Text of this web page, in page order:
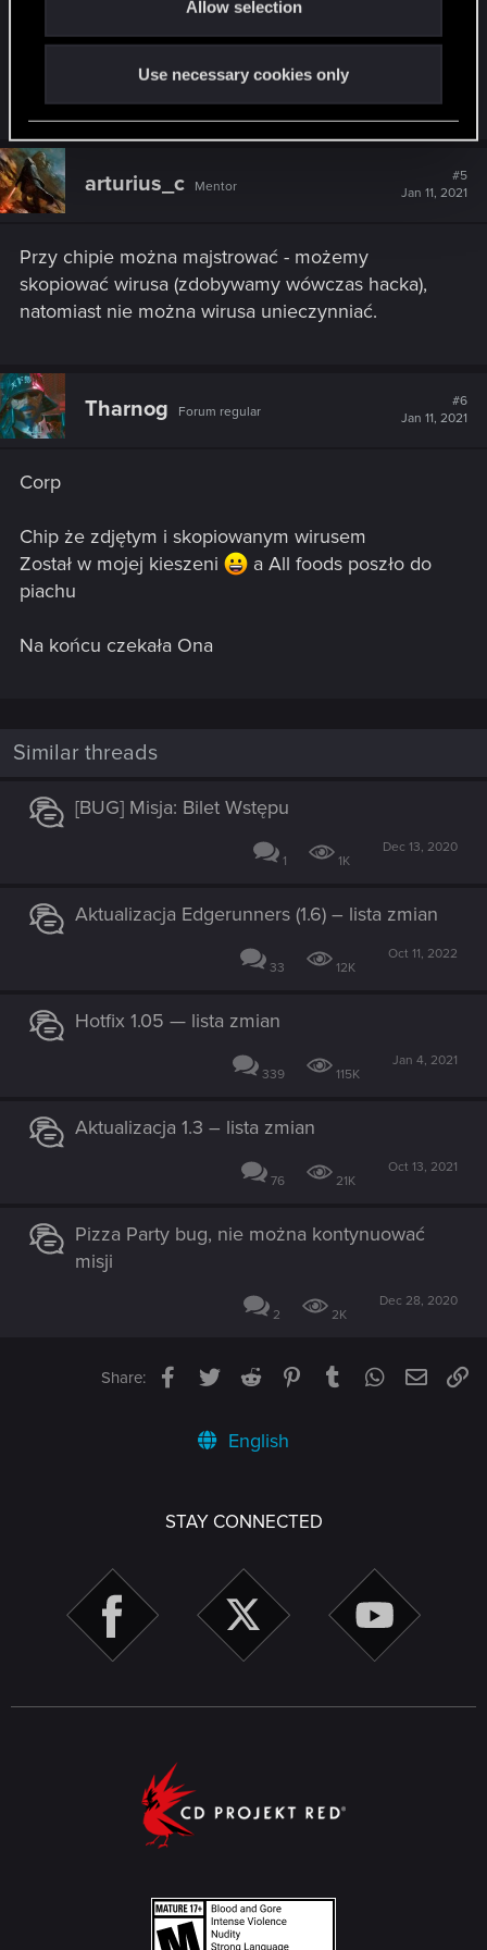
Allow selection
Use necessary cookies only
Wydaje mi się, że kluczowe jest majstrowanie
arturius_c Mentor
#5
Jan 11, 2021
Przy chipie można majstrować - możemy
skopiować wirusa (zdobywamy wówczas hacka),
natomiast nie można wirusa unieczynniać.
Tharnog Forum regular
#6
Jan 11, 2021
Corp
Chip że zdjętym i skopiowanym wirusem
Został w mojej kieszeni
a All foods poszło do
piachu
Na końcu czekała Ona
Similar threads
[BUG] Misja: Bilet Wstępu
1 1K
Dec 13, 2020
Aktualizacja Edgerunners (1.6) – lista zmian
33 12K
Oct 11, 2022
Hotfix 1.05 — lista zmian
339 115K
Jan 4, 2021
Aktualizacja 1.3 – lista zmian
76 21K
Oct 13, 2021
Pizza Party bug, nie można kontynuować
misji
2 2K
Dec 28, 2020
Share: Facebook
TwitterReddit PinterestTumblrWhatsApp
Email
English
STAY CONNECTED